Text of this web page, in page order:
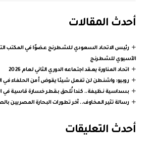
أحدث المقالات
رئيس الاتحاد السعودي للشطرنج عضوًا في المكتب
الآسيوي للشطرنج
اتحاد المناورة يعقد اجتماعه الدوري الثاني لعام 2026
روبيو: واشنطن لن تفعل شيئا يقوض أمن الحلفاء في
بسداسية نظيفة.. كندا تُلحق بقطر خسارة قاسية في
رسالة تثير المخاوف.. آخر تطورات البحارة المصريين
أحدث التعليقات